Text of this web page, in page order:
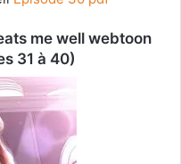
me well webtoon
31 à 40)